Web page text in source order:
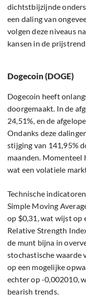
dichtstbijzijnde
een daling van
volgen deze niveaus
kansen in de
Dogecoin (DOGE)
Dogecoin heeft
doorgemaakt. In de
24,51%, en de
Ondanks deze
stijging van 141,95%
maanden. Momenteel
wat een volatiele
Technische
Simple Moving
op $0,31, wat wijst op
Relative Strength
de munt bijna in
stochastische waarde
op een mogelijke
echter op -0,002010,
bearish trends.